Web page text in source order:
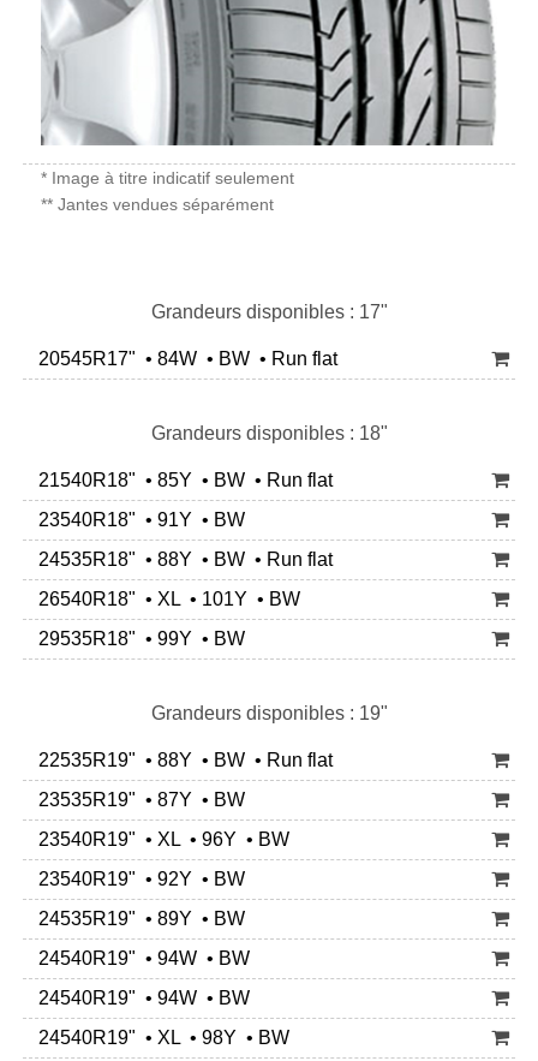
* Image à titre indicatif seulement
** Jantes vendues séparément
Grandeurs disponibles : 17"
20545R17" • 84W • BW • Run flat
Grandeurs disponibles : 18"
21540R18" • 85Y • BW • Run flat
23540R18" • 91Y • BW
24535R18" • 88Y • BW • Run flat
26540R18" • XL • 101Y • BW
29535R18" • 99Y • BW
Grandeurs disponibles : 19"
22535R19" • 88Y • BW • Run flat
23535R19" • 87Y • BW
23540R19" • XL • 96Y • BW
23540R19" • 92Y • BW
24535R19" • 89Y • BW
24540R19" • 94W • BW
24540R19" • 94W • BW
24540R19" • XL • 98Y • BW